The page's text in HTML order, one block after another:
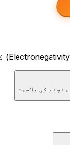
کی صلاحیت